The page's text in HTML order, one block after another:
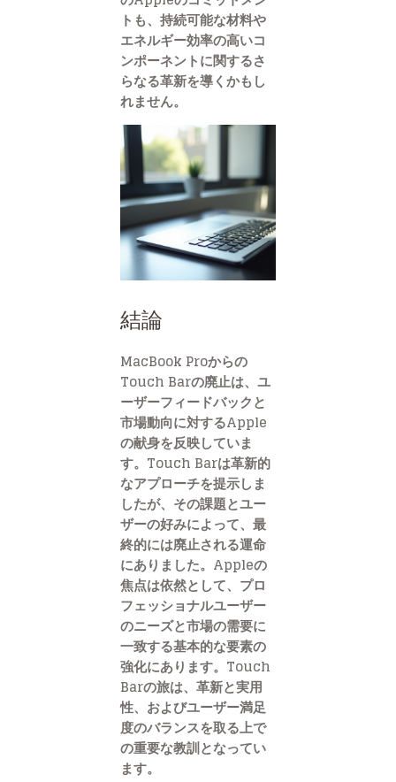
トも、持続可能な材料や
エネルギー効率の高いコ
ンポーネントに関するさ
らなる革新を導くかもし
れません。
結論
MacBook Proからの
Touch Barの廃止は、ユ
ーザーフィードバックと
市場動向に対するApple
の献身を反映していま
す。Touch Barは革新的
なアプローチを提示しま
したが、その課題とユー
ザーの好みによって、最
終的には廃止される運命
にありました。Appleの
焦点は依然として、プロ
フェッショナルユーザー
のニーズと市場の需要に
一致する基本的な要素の
強化にあります。Touch
Barの旅は、革新と実用
性、およびユーザー満足
度のバランスを取る上で
の重要な教訓となってい
ます。